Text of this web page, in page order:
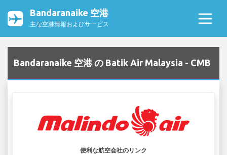
Bandaranaike 空港
主な空港情報およびサービス
Bandaranaike 空港 の Batik Air Malaysia - CMB
便利な航空会社のリンク